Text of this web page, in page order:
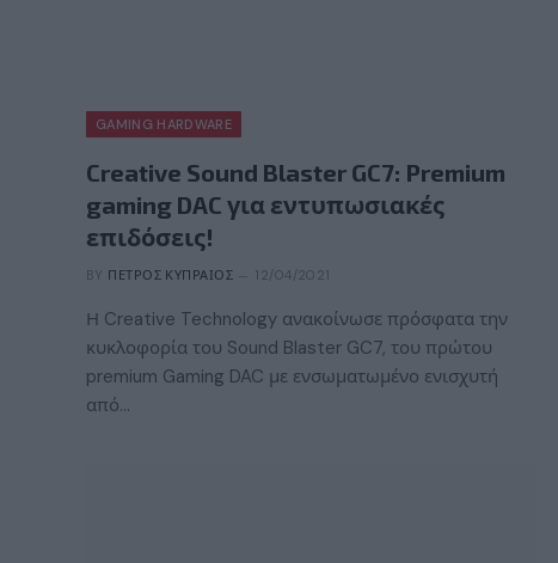
GAMING HARDWARE
Creative Sound Blaster GC7: Premium
gaming DAC για εντυπωσιακές
επιδόσεις!
BY ΠΈΤΡΟΣ ΚΥΠΡΑΊΟΣ 12/04/2021
Η Creative Technology ανακοίνωσε πρόσφατα την
κυκλοφορία του Sound Blaster GC7, του πρώτου
premium Gaming DAC με ενσωματωμένο ενισχυτή
από…